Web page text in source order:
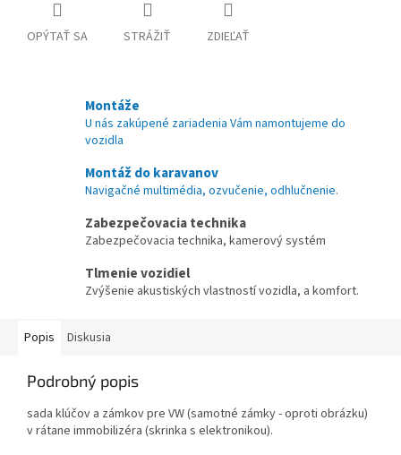
OPÝTAŤ SA STRÁŽIŤ ZDIEĽAŤ
Montáže
U nás zakúpené zariadenia Vám namontujeme do
vozidla
Montáž do karavanov
Navigačné multimédia, ozvučenie, odhlučnenie.
Zabezpečovacia technika
Zabezpečovacia technika, kamerový systém
Tlmenie vozidiel
Zvýšenie akustiských vlastností vozidla, a komfort.
Popis Diskusia
Podrobný popis
sada klúčov a zámkov pre VW (samotné zámky - oproti obrázku)
v rátane immobilizéra (skrinka s elektronikou).